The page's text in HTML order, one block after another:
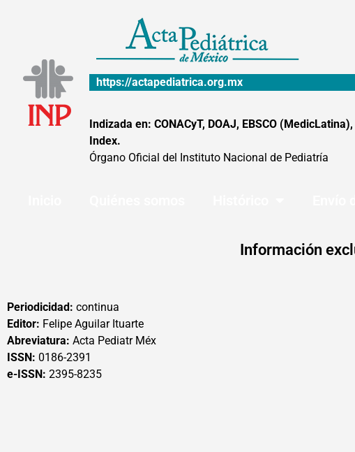
https://actapediatrica.org.mx
Indizada en: CONACyT, DOAJ, EBSCO
Index.
Órgano Oficial del Instituto Nacional de Pediatría
Información
Periodicidad: continua
Editor: Felipe Aguilar Ituarte
Abreviatura: Acta Pediatr Méx
ISSN: 0186-2391
e-ISSN: 2395-8235